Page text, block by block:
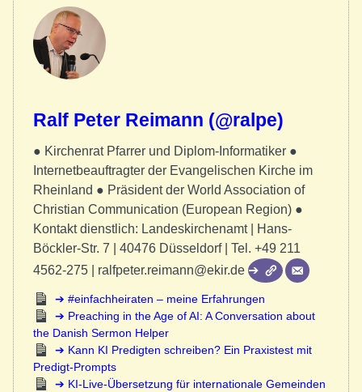
Ralf Peter Reimann (@ralpe)
● Kirchenrat Pfarrer und Diplom-Informatiker ●
Internetbeauftragter der Evangelischen Kirche im
Rheinland ● Präsident der World Association of
Christian Communication (European Region) ●
Kontakt dienstlich: Landeskirchenamt | Hans-
Böckler-Str. 7 | 40476 Düsseldorf | Tel. +49 211
4562-275 | ralfpeter.reimann@ekir.de
#einfachheiraten – meine Erfahrungen
Preaching in the Age of AI: A Conversation about
the Danish Sermon Helper
Kann KI Predigten schreiben? Ein Praxistest mit
Predigt-Prompts
KI-Live-Übersetzung für internationale Gemeinden